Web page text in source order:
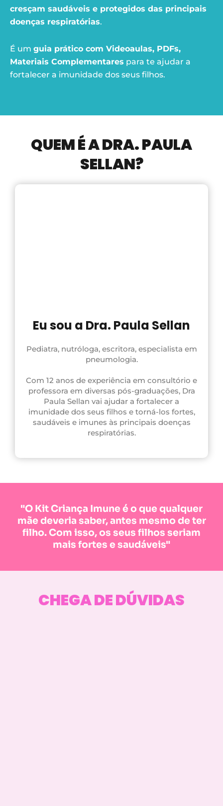
cresçam saudáveis e protegidos das principais
doenças respiratórias.
É um guia prático com Videoaulas, PDFs,
Materiais Complementares para te ajudar a
fortalecer a imunidade dos seus filhos.
QUEM É A DRA. PAULA
SELLAN?
Eu sou a Dra. Paula Sellan
Pediatra, nutróloga, escritora, especialista em
pneumologia.
Com 12 anos de experiência em consultório e
professora em diversas pós-graduações, Dra
Paula Sellan vai ajudar a fortalecer a
imunidade dos seus filhos e torná-los fortes,
saudáveis e imunes às principais doenças
respiratórias.
"O Kit Criança Imune é o que qualquer
mãe deveria saber, antes mesmo de ter
filho. Com isso, os seus filhos seriam
mais fortes e saudáveis"
CHEGA DE DÚVIDAS